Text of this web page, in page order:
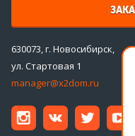
630073, г. Новосибирск,
ул. Стартовая 1
manager@x2dom.ru